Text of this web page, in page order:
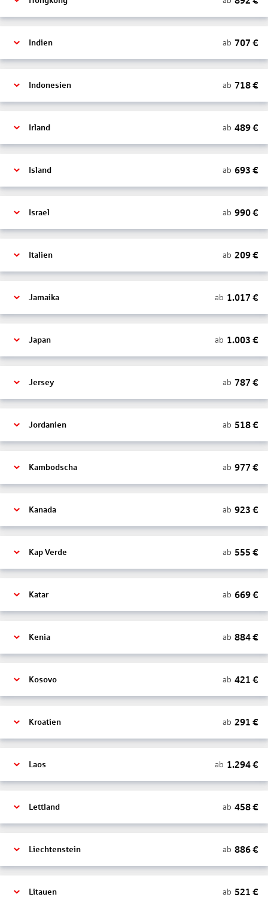
Indien ab 707 €
Indonesien ab 718€
Irland ab 489€
Island ab 693 €
Israel ab 990€
Italien ab 209€
Jamaika ab 1.017 €
Japan ab 1.003 €
Jersey ab 787 €
Jordanien ab 518€
Kambodscha ab 977 €
Kanada ab 923 €
Kap Verde ab 555 €
Katar ab 669€
Kenia ab 884€
Kosovo ab 421 €
Kroatien ab 291 €
Laos ab 1.294€
Lettland ab 458€
Liechtenstein ab 886€
Litauen ab 521 €